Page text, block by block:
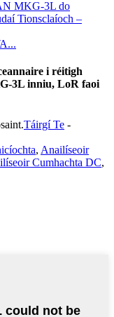
i réitigh
3L inniu, LoR faoi
Táirgí Te -
, Anailíseoir
Cumhachta DC,